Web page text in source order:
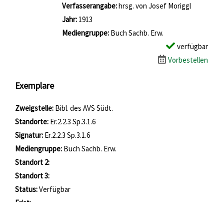
Suche nach diesem Verfasser
Verfasserangabe:hrsg. von Josef Moriggl
Jahr: 1913
Mediengruppe: Buch Sachb. Erw.
verfügbar
Vorbestellen
Exemplare
Zweigstelle: Bibl. des AVS Südt.
Standorte: Er.2.2.3 Sp.3.1.6
Signatur: Er.2.2.3 Sp.3.1.6
Mediengruppe: Buch Sachb. Erw.
Standort 2:
Standort 3:
Status:Verfügbar